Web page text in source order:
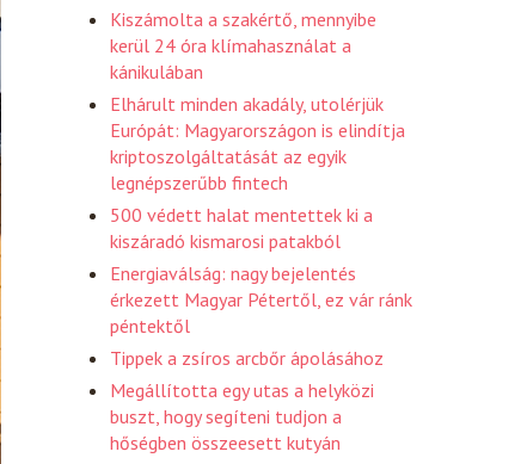
Kiszámolta a szakértő, mennyibe
kerül 24 óra klímahasználat a
kánikulában
Elhárult minden akadály, utolérjük
Európát: Magyarországon is elindítja
kriptoszolgáltatását az egyik
legnépszerűbb fintech
500 védett halat mentettek ki a
kiszáradó kismarosi patakból
Energiaválság: nagy bejelentés
érkezett Magyar Pétertől, ez vár ránk
péntektől
Tippek a zsíros arcbőr ápolásához
Megállította egy utas a helyközi
buszt, hogy segíteni tudjon a
hőségben összeesett kutyán